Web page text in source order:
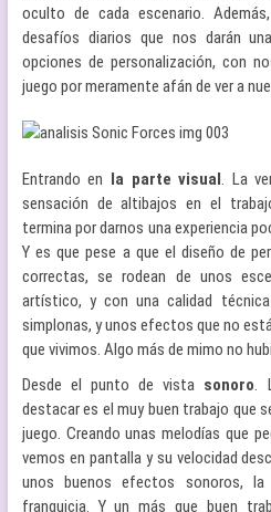
oculto de cada escenario.
desafíos diarios que nos darán
opciones de personalización, con
juego por meramente afán de ver a
Entrando en la parte visual. La
sensación de altibajos en el
termina por darnos una experiencia
Y es que pese a que el diseño de
correctas, se rodean de unos
artístico, y con una calidad
simplonas, y unos efectos que no
que vivimos. Algo más de mimo no
Desde el punto de vista sonoro.
destacar es el muy buen trabajo que
juego. Creando unas melodías que
vemos en pantalla y su velocidad
unos buenos efectos sonoros,
franquicia. Y un más que buen